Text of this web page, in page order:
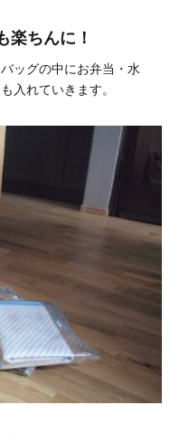
楽ちんに！
ッグの中にお弁当・水
入れていきます。